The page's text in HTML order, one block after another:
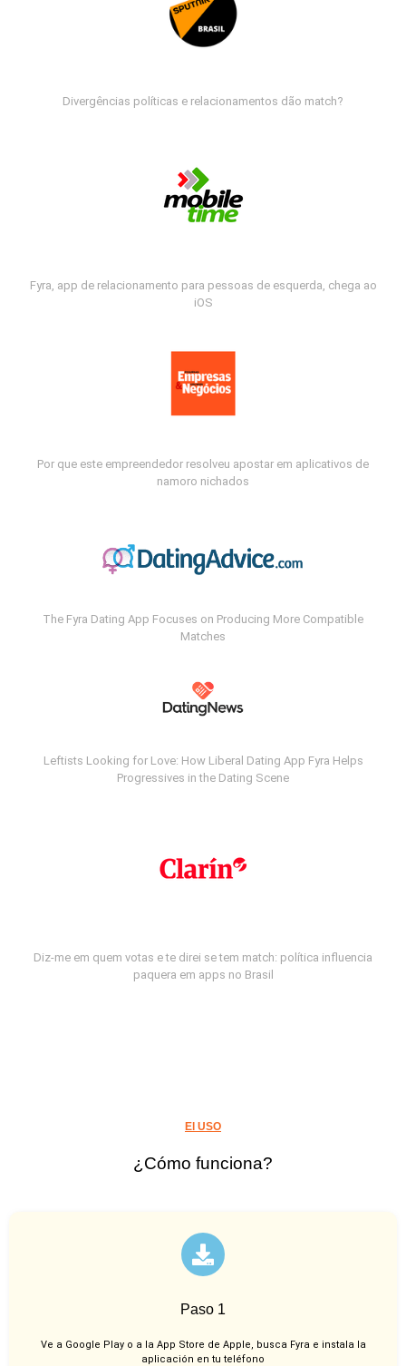
Divergências políticas e relacionamentos dão match?
Fyra, app de relacionamento para pessoas de esquerda, chega ao
iOS
Por que este empreendedor resolveu apostar em aplicativos de
namoro nichados
The Fyra Dating App Focuses on Producing More Compatible
Matches
Leftists Looking for Love: How Liberal Dating App Fyra Helps
Progressives in the Dating Scene
Diz-me em quem votas e te direi se tem match: política influencia
paquera em apps no Brasil
El USO
¿Cómo funciona?
Paso 1
Ve a Google Play o a la App Store de Apple, busca Fyra e instala la
aplicación en tu teléfono